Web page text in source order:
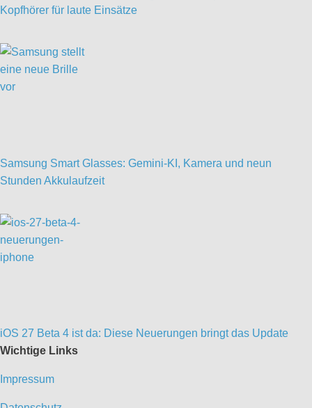
Kopfhörer für laute Einsätze
Samsung Smart Glasses: Gemini-KI, Kamera und neun
Stunden Akkulaufzeit
iOS 27 Beta 4 ist da: Diese Neuerungen bringt das Update
Wichtige Links
Impressum